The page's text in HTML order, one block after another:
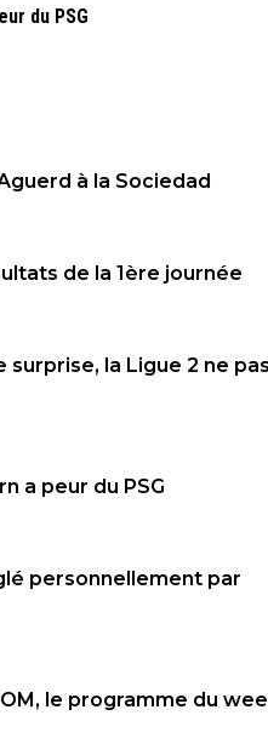
du PSG
à la Sociedad
de la 1ère journée
surprise, la Ligue 2 ne
a peur du PSG
personnellement par
le programme du